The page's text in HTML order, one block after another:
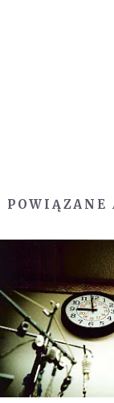
POWIĄZANE